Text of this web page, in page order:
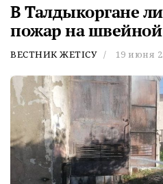
В Талдыкоргане
пожар на
ВЕСТНИК ЖЕТІСУ 19 июня